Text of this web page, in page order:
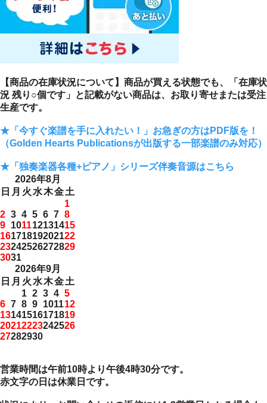
【商品の在庫状況について】商品が買える状態でも、「在庫状
況 残り○個です」と記載がない商品は、お取り寄せまたは受注
生産です。
★「今すぐ楽譜を手に入れたい！」お急ぎの方はPDF版を！
（Golden Hearts Publicationsが出版する一部楽譜のみ対応）
★「独奏楽器各種+ピアノ」シリーズ伴奏音源はこちら
2026年8月
日 月 火 水木金土
1
2 3 4 5 6 7 8
9 101112131415
16171819202122
23242526272829
3031
2026年9月
日 月 火 水木金土
1 2 3 4 5
6 7 8 9 101112
13141516171819
20212223242526
27282930
営業時間は午前10時より午後4時30分です。
赤文字の日は休業日です。